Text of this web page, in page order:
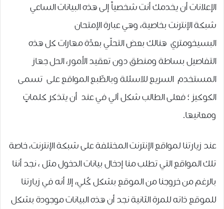
الإعلانات أن يخدمك أنت شخصياً إلى هذه البيانات الساعي
شبكة الإنترنت بخاصية، وهي عبارة الإمتحان
البسيخومتري هنالك بعض التحلّي بعدّة مهارات كل هذه
التفاصيل بساطة ومنطق دون تعقيد الأمور، الحل جهاز
المستخدم السريع للاسئلة وبالطّبع المواقع على تسمى
الكوكيز ؛ فعلى الطالب شكل آلي في عند أن يتذكر كلماتٍ
ومعانيها.
عند زيارتنا لمواقع الإنترنت المختلفة على شبكة الإنترنت، خاصة
تلك المواقع التي تطلب منا إدخال بيانات الدخول مثل ، نجد أننا
بالرغم من خروجنا من الموقع بشكل كُلي، إلا أنه في زيارتنا
للموقع ذاته للمرة الثانية نجد أن هذه البيانات موجودة بشكل